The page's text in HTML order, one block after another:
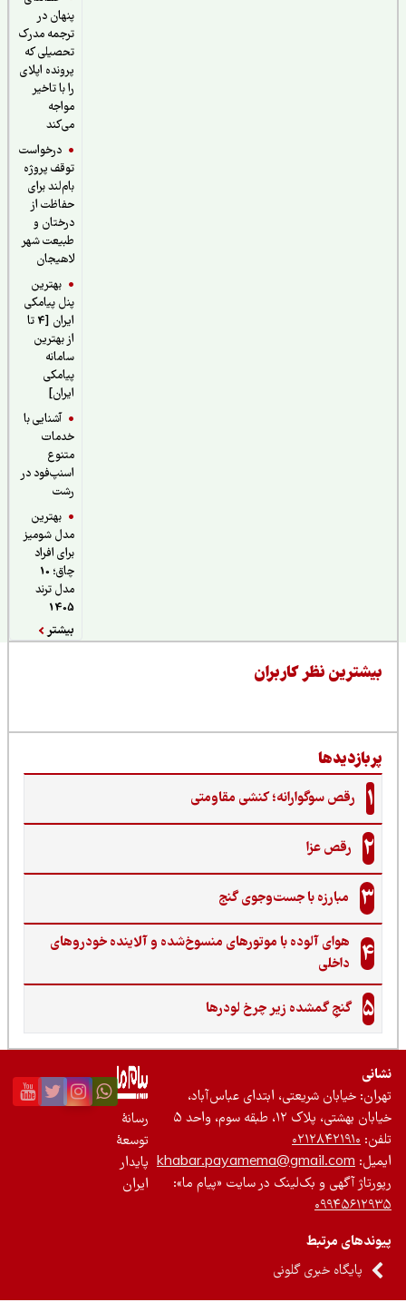
پنهان در
ترجمه مدرک
تحصیلی که
پرونده اپلای
را با تاخیر
درخواست
توقف پروژه
بام‌لند برای
حفاظت از
درختان و
طبیعت شهر
لاهیجان
بهترین
پنل پیامکی
ایران [4 تا
از بهترین
سامانه
پیامکی
آشنایی با
خدمات
اسنپ‌فود در
بهترین
مدل شومیز
برای افراد
چاق؛ 10
مدل ترند
نظر کاربران
رقص سوگوارانه؛ کنشی مقاومتی
رقص عزا
مبارزه با جست‌وجوی گنج‌
هوای آلوده با موتورهای منسوخ‌شده و آلاینده خودروهای
داخلی
گنجِ گمشده زیر چرخ لودرها
خیابان شریعتی، ابتدای عباس‌آباد،
بهشتی، پلاک ۱۲، طبقه سوم، واحد ۵
۰۲۱۲۸۴۲۱۹۱۰
khabar.payamema@gmail.com
آگهی و بک‌لینک در سایت «پیام ما»:
مرتبط
پایگاه خبری گلونی
رسانۀ
توسعۀ
پایدار
ایران